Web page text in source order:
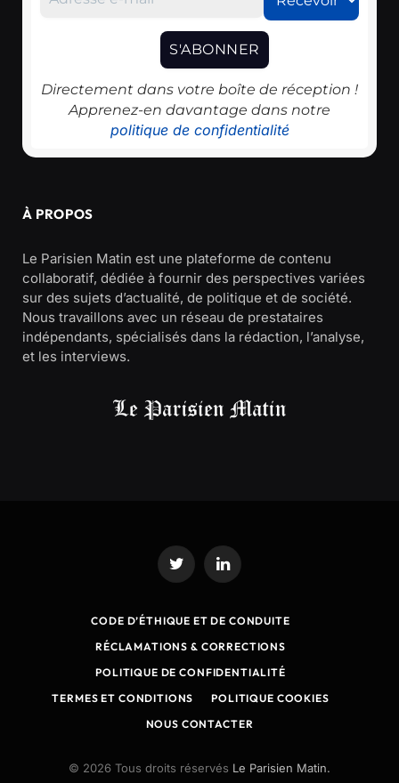
Directement dans votre boîte de réception !
Apprenez-en davantage dans notre
politique de confidentialité
À PROPOS
Le Parisien Matin est une plateforme de contenu
collaboratif, dédiée à fournir des perspectives variées
sur des sujets d’actualité, de politique et de société.
Nous travaillons avec un réseau de prestataires
indépendants, spécialisés dans la rédaction, l’analyse,
et les interviews.
Twitter LinkedIn
CODE D’ÉTHIQUE ET DE CONDUITE
RÉCLAMATIONS & CORRECTIONS
POLITIQUE DE CONFIDENTIALITÉ
TERMES ET CONDITIONS
POLITIQUE COOKIES
NOUS CONTACTER
© 2026 Tous droits réservés Le Parisien Matin.